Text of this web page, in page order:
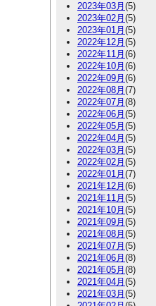
2023年03月 (5)
2023年02月 (5)
2023年01月 (5)
2022年12月 (5)
2022年11月 (6)
2022年10月 (6)
2022年09月 (6)
2022年08月 (7)
2022年07月 (8)
2022年06月 (5)
2022年05月 (5)
2022年04月 (5)
2022年03月 (5)
2022年02月 (5)
2022年01月 (7)
2021年12月 (6)
2021年11月 (5)
2021年10月 (5)
2021年09月 (5)
2021年08月 (5)
2021年07月 (5)
2021年06月 (8)
2021年05月 (8)
2021年04月 (5)
2021年03月 (5)